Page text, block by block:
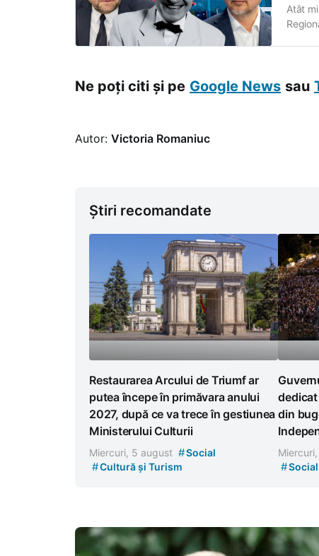
Atât
Ne poți citi și pe Google News sau
Autor: Victoria Romaniuc
Știri recomandate
Restaurarea Arcului de Triumf ar
putea începe în primăvara anului
2027, după ce va trece în gestiunea
Ministerului Culturii
Miercuri, 5 august #Social
#Cultură și Turism
dedicat
din
#Social